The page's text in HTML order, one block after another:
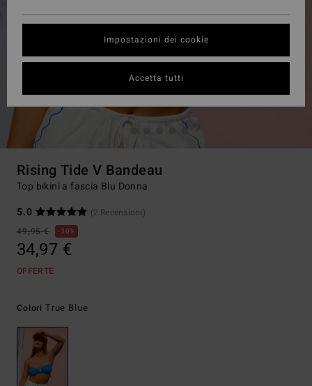
Rising Tide V Bandeau
Top bikini a fascia Blu Donna
5.0
(2 Recensioni)
49,95 €
30%
34,97 €
OFFERTE
Colori True Blue
Impostazioni dei cookie
Accetta tutti